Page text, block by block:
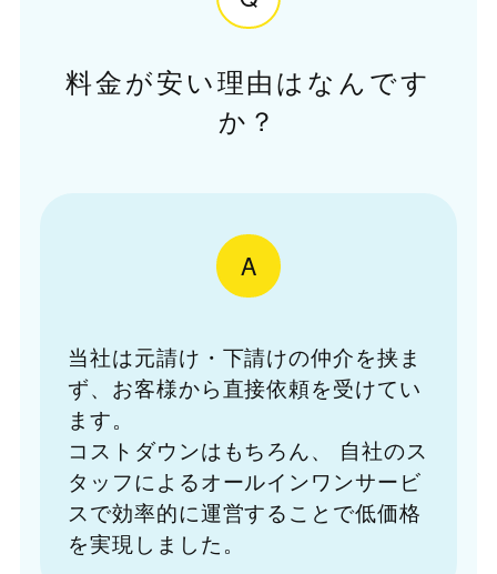
料金が安い理由はなんです
か？
A
当社は元請け・下請けの仲介を挟ま
ず、お客様から直接依頼を受けてい
ます。
コストダウンはもちろん、
自社のス
タッフによるオールインワンサービ
スで効率的に運営することで低価格
を実現しました。